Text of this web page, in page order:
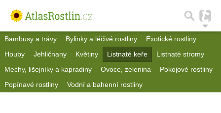
Bambusy a trávy Bylinky a léčivé rostliny
Exotické rostliny
Houby
Jehličnany Květiny Listnaté keře
Listnaté stromy
Mechy, lišejníky a kapradiny
Ovoce, zelenina
Pokojové rostliny
Popínavé rostliny
Vodní a bahenní rostliny